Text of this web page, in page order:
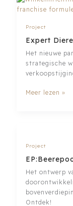
Project
Expert
Het nieuwe
strategische
Expert
Meer lezen »
Project
Het ontwerp
Ontdek!